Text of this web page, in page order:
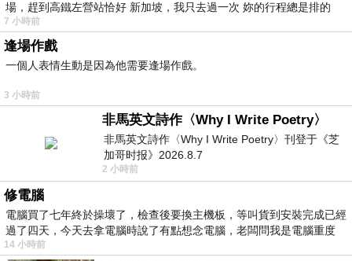
=>點此取得優惠<=
誰說大廚一定在餐廳？
真正懂吃、會吃也會煮的飲食達人，就在菜市場
裡！
場，趕到高鐵左營站恰好 新加坡，我只去過一次 妳的行程總是排的
7 小時前
逢場作戲
一個人表情生動是因為他需要逢場作戲。
3 小時前
非馬英文詩作〈Why I Write Poetry〉
非馬英文詩作〈Why I Write Poetry〉刊登于《芝
加哥时报》2026.8.7
2 小時前
修電腦
電腦買了七年終於操壞了，檢查後要換主機板，等叫貨到安裝完成已經
過了四天，今天去拿電腦時說了有點想念電腦，老闆問我是電腦重度
14 小時前